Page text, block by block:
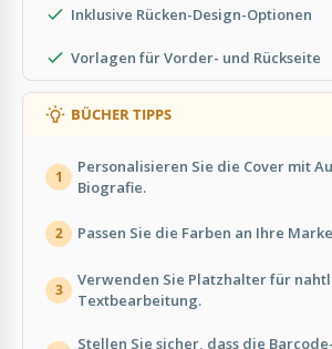
Inklusive Rücken-Design-Optionen
Vorlagen für Vorder- und Rückseite
BÜCHER TIPPS
1
Personalisieren Sie die Cover mit
Biografie.
2 Passen Sie die Farben an Ihre
3
Verwenden Sie Platzhalter für
Textbearbeitung.
Stellen Sie sicher, dass die